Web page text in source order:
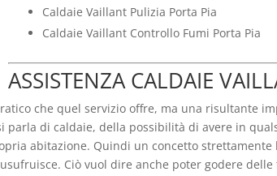
Caldaie Vaillant Pulizia Porta Pia
Caldaie Vaillant Controllo Fumi Porta Pia
ASSISTENZA CALDAIE
che quel servizio offre, ma una risultante
parla di caldaie, della possibilità di avere in
abitazione. Quindi un concetto
Ciò vuol dire anche poter godere